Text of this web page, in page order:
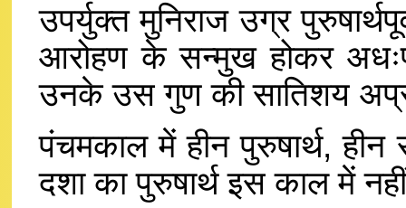
उपर्युक्त मुनिराज उग्र
आरोहण के सन्मुख होकर
उनके उस गुण की सातिशय
पंचमकाल में हीन पुरुषार्थ,
दशा का पुरुषार्थ इस काल में